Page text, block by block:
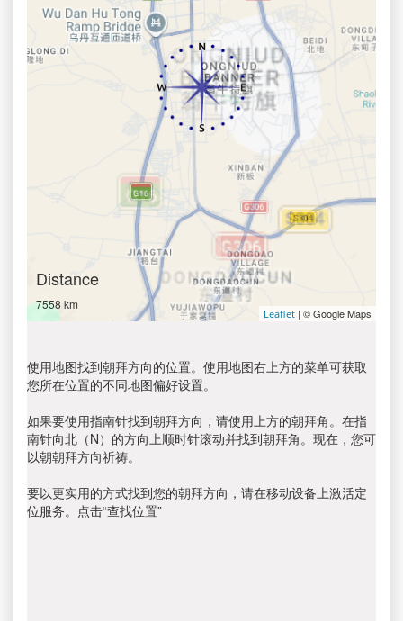
Distance
7558 km
Leaflet | © Google Maps
使用地图找到朝拜方向的位置。使用地图右上方的菜单可获取
您所在位置的不同地图偏好设置。
如果要使用指南针找到朝拜方向，请使用上方的朝拜角。在指
南针向北（N）的方向上顺时针滚动并找到朝拜角。现在，您可
以朝朝拜方向祈祷。
要以更实用的方式找到您的朝拜方向，请在移动设备上激活定
位服务。点击“查找位置”